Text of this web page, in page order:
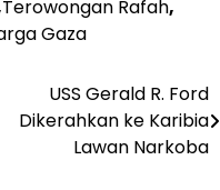
Terowongan Rafah,
Gaza
USS Gerald R. Ford
Dikerahkan ke Karibia
Lawan Narkoba